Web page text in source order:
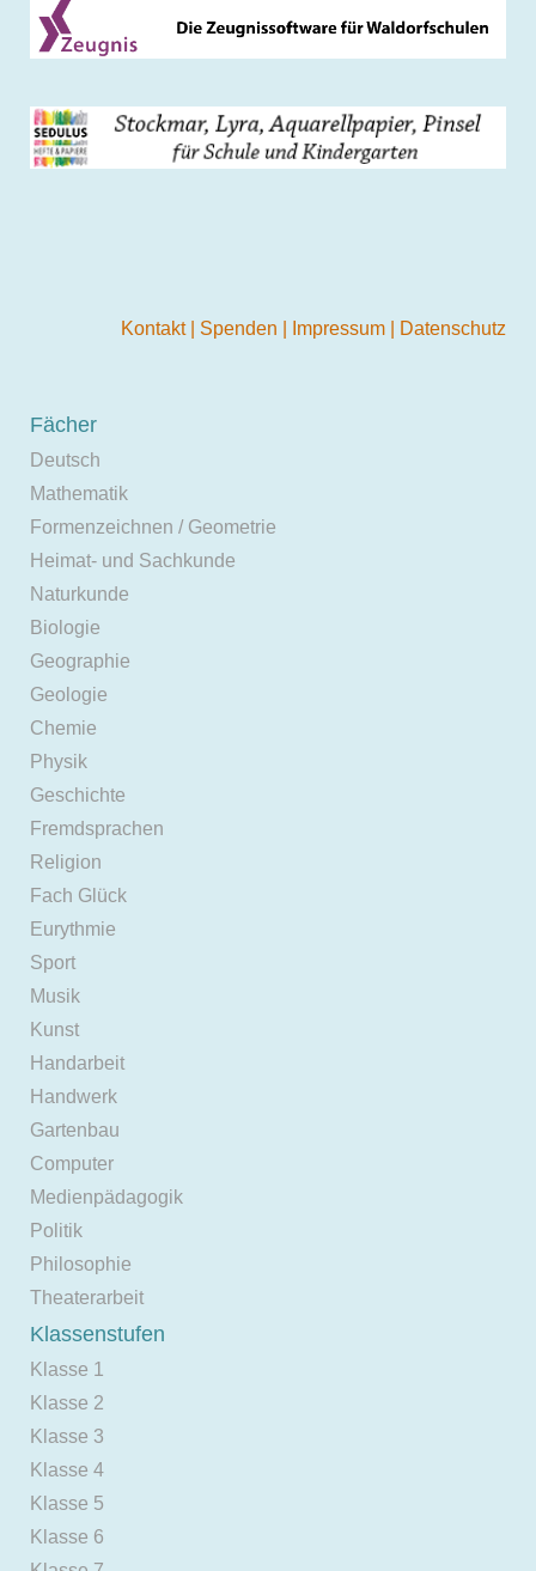
Kontakt Spenden Impressum Datenschutz
Fächer
Deutsch
Mathematik
Formenzeichnen / Geometrie
Heimat- und Sachkunde
Naturkunde
Biologie
Geographie
Geologie
Chemie
Physik
Geschichte
Fremdsprachen
Religion
Fach Glück
Eurythmie
Sport
Musik
Kunst
Handarbeit
Handwerk
Gartenbau
Computer
Medienpädagogik
Politik
Philosophie
Theaterarbeit
Klassenstufen
Klasse 1
Klasse 2
Klasse 3
Klasse 4
Klasse 5
Klasse 6